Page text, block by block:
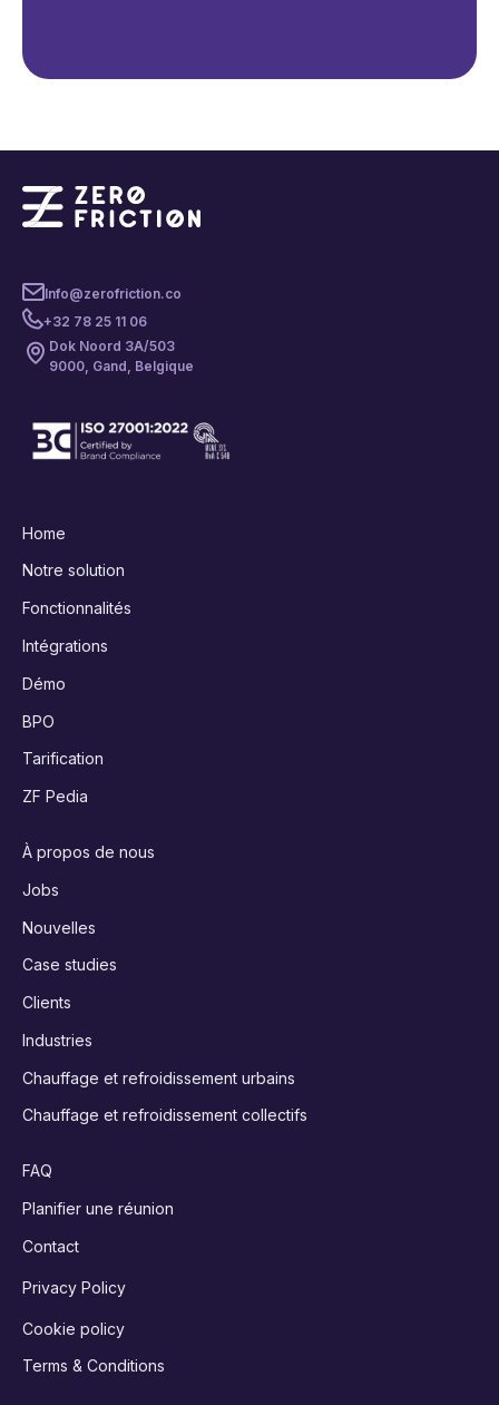
Info@zerofriction.co
+32 78 25 11 06
Dok Noord 3A/503
9000, Gand, Belgique
Home
Notre solution
Fonctionnalités
Intégrations
Démo
BPO
Tarification
ZF Pedia
À propos de nous
Jobs
Nouvelles
Case studies
Clients
Industries
Chauffage et refroidissement urbains
Chauffage et refroidissement collectifs
FAQ
Planifier une réunion
Contact
Privacy Policy
Cookie policy
Terms & Conditions